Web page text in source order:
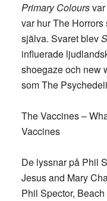
Primary Coloursvar
var hur The
själva. Svaret blev
influerade
shoegaze och new
som The
The Vaccines –
Vaccines
De lyssnar på Phil
Jesus and Mary
Phil Spector,